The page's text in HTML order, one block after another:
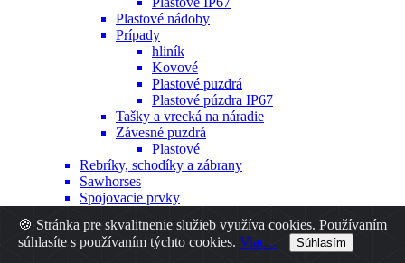
🍪 Stránka pre skvalitnenie služieb využíva cookies. Používaním
súhlasíte s používaním týchto cookies. Viac... Súhlasím
Plastové nádoby
Prípady
hliník
Kovové
Plastové puzdrá
Plastové púzdra IP67
Tašky a vrecká na náradie
Závesné puzdrá
Plastové
Rebríky, schodíky a zábrany
Sawhorses
Spojovacie prvky
Iné
Nity